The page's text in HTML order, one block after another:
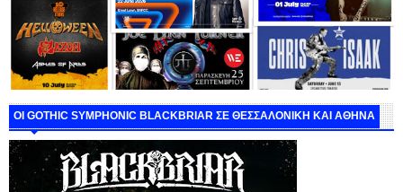
ΟΙ GOTHIC SYMPHONIC BLACKBRIAR ΣΕ ΘΕΣΣΑΛΟΝΙΚΗ ΚΑΙ ΑΘΗΝΑ